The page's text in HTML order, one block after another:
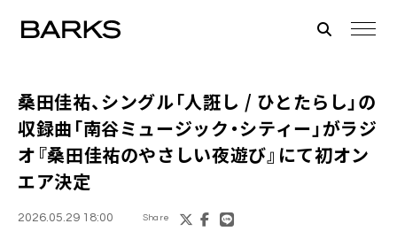
桑田佳祐、シングル「人誑し / ひとたらし」の
収録曲「南谷ミュージック・シティー」がラジ
オ『桑田佳祐のやさしい夜遊び』にて初オン
エア決定
2026.05.29 18:00 Share